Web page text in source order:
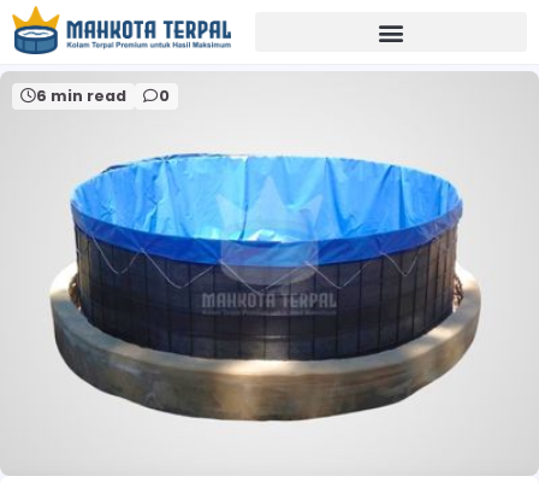
Home terpal semi karet pvc
6 min read 0